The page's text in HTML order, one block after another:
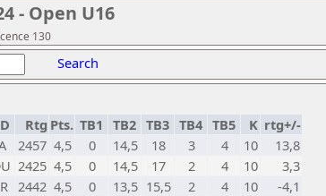
- Open U16
130
Search
Rtg Pts. TB1 TB2 TB3 TB4 TB5 K rtg+/-
2457 4,5 0 14,5 18 3 4 10
13,8
2425 4,5 0 14,5 17 2 4 10
3,3
2442 4,5 0 13,5 15,5 2 4 10
-4,1